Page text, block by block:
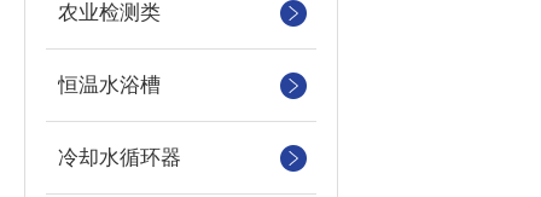
农业检测类
恒温水浴槽
冷却水循环器